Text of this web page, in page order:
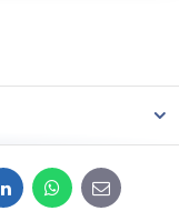
LinkedInWhatsApp
E-
mail